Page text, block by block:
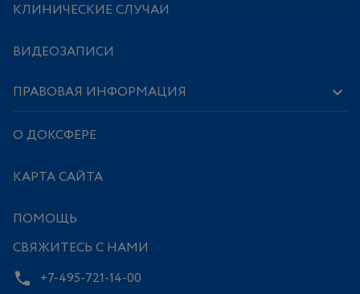
КЛИНИЧЕСКИЕ СЛУЧАИ
ВИДЕОЗАПИСИ
ПРАВОВАЯ ИНФОРМАЦИЯ
О ДОКСФЕРЕ
КАРТА САЙТА
ПОМОЩЬ
СВЯЖИТЕСЬ С НАМИ
+7-495-721-14-00